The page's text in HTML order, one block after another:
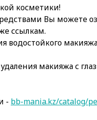
косметики!
Вы можете
ссылкам.
водостойкого
макияжа с
- bb-mania.kz/catalog/